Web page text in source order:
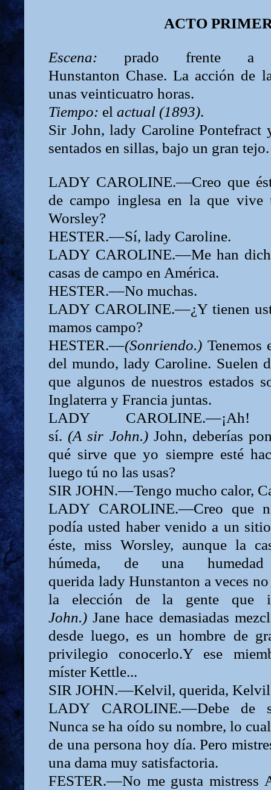
ACTO
Escena: prado frente
Hunstanton Chase.La acción de
unas veinticuatro horas.
Tiempo: el actual (1893).
Sir John, lady Caroline Pontefract
sentados en sillas, bajo un gran tejo.
LADY CAROLINE.––Creo que
de campo inglesa en la que vive
Worsley?
HESTER.––Sí, lady Caroline.
LADY CAROLINE.––Me han
casas de campo en América.
HESTER.––No muchas.
LADY CAROLINE.––¿Y tienen
mamos campo?
HESTER.––(Sonriendo.) Tenemos
del mundo,lady Caroline. Suelen
que algunos de nuestros estados
Inglaterra y Francia juntas.
LADY
sí.(Asir John.) John, deberías
qué sirve que yo siempre esté
luego tú no las usas?
SIR JOHN.––Tengo mucho calor,
LADY CAROLINE.—Creo que
podía usted haber venido a un
éste, miss Worsley, aunque la
húme­da, de una
querida ladyHunstan­ton a veces
la elección de la gente que
John.)Janehace demasiadas
desde luego, es un hombre de
privilegio conocerlo.Y ese
místerKettle...
SIR JOHN.––Kelvil, querida,
LADY CAROLINE.––Debe de
Nunca se ha oído su nombre, lo
de una persona hoy día. Pero
una dama muy satisfactoria.
FESTER.––No me gusta mistress